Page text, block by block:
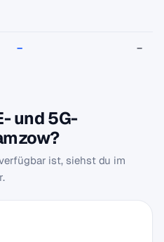
– –
und 5G-
ist, siehst du im